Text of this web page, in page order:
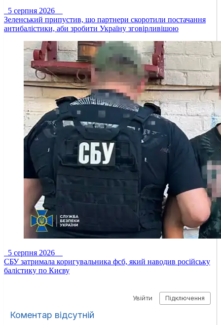
5 серпня 2026
Зеленський припустив, що партнери скоротили постачання
антибалістики, аби зробити Україну зговірливішою
5 серпня 2026
СБУ затримала коригувальника фсб, який наводив російську
балістику по Києву